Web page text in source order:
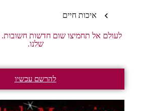
איכות חיים
לעולם אל תחמיצו שום חדשות חשובות.
שלנו.
להרשם עכשיו